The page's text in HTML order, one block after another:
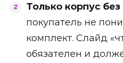
Только корпус
покупатель не
комплект. Слайд
обязателен и